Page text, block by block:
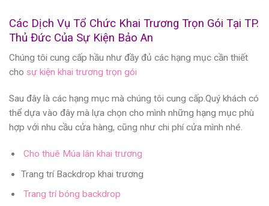
Các Dịch Vụ Tổ Chức Khai Trương Trọn Gói Tại TP.
Thủ Đức Của Sự Kiện Bảo An
Chúng tôi cung cấp hầu như đầy đủ các hạng mục cần thiết
cho sự kiện khai trương trọn gói
Sau đây là các hạng mục mà chúng tôi cung cấp.Quý khách có
thể dựa vào đây mà lựa chọn cho mình những hạng mục phù
hợp với nhu cầu cửa hàng, cũng như chi phí cửa mình nhé.
Cho thuê Múa lân khai trương
Trang trí Backdrop khai trương
Trang trí bóng backdrop